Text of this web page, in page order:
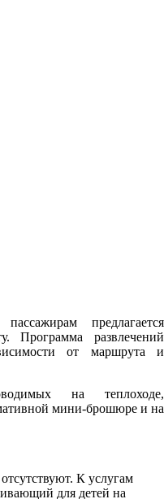
предлагается
Программа развлечений
от маршрута и
на теплоходе,
мини-брошюре и на
К услугам
для детей на